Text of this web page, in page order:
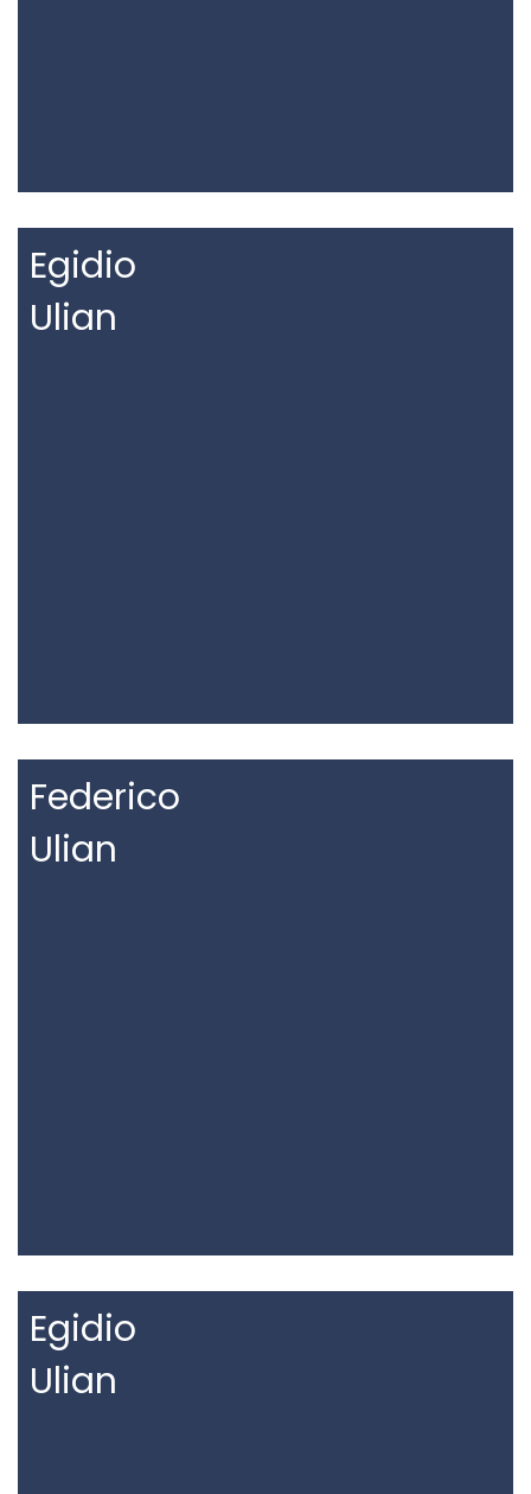
Egidio
Ulian
Federico
Ulian
Egidio
Ulian